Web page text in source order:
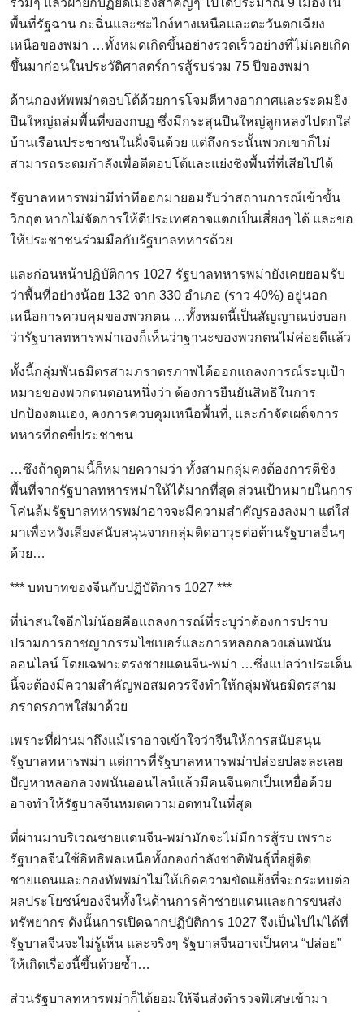
รวมๆ แล้วฝ่ายกบฏยึดเมืองสำคัญๆ ไปได้ประมาณ 9 เมืองใน
พื้นที่รัฐฉาน กะฉิ่นและซะไกง์ทางเหนือและตะวันตกเฉียง
เหนือของพม่า …ทั้งหมดเกิดขึ้นอย่างรวดเร็วอย่างที่ไม่เคยเกิด
ขึ้นมาก่อนในประวัติศาสตร์การสู้รบร่วม 75 ปีของพม่า
ด้านกองทัพพม่าตอบโต้ด้วยการโจมตีทางอากาศและระดมยิง
ปืนใหญ่ถล่มพื้นที่ของกบฏ ซึ่งมีกระสุนปืนใหญ่ลูกหลงไปตกใส่
บ้านเรือนประชาชนในฝั่งจีนด้วย แต่ถึงกระนั้นพวกเขาก็ไม่
สามารถระดมกำลังเพื่อตีตอบโต้และแย่งชิงพื้นที่ที่เสียไปได้
รัฐบาลทหารพม่ามีท่าทีออกมายอมรับว่าสถานการณ์เข้าขั้น
วิกฤต หากไม่จัดการให้ดีประเทศอาจแตกเป็นเสี่ยงๆ ได้ และขอ
ให้ประชาชนร่วมมือกับรัฐบาลทหารด้วย
และก่อนหน้าปฏิบัติการ 1027 รัฐบาลทหารพม่ายังเคยยอมรับ
ว่าพื้นที่อย่างน้อย 132 จาก 330 อำเภอ (ราว 40%) อยู่นอก
เหนือการควบคุมของพวกตน …ทั้งหมดนี้เป็นสัญญาณบ่งบอก
ว่ารัฐบาลทหารพม่าเองก็เห็นว่าฐานะของพวกตนไม่ค่อยดีแล้ว
ทั้งนี้กลุ่มพันธมิตรสามภราดรภาพได้ออกแถลงการณ์ระบุเป้า
หมายของพวกตนตอนหนึ่งว่า ต้องการยืนยันสิทธิในการ
ปกป้องตนเอง, คงการควบคุมเหนือพื้นที่, และกำจัดเผด็จการ
ทหารที่กดขี่ประชาชน
…ซึงถ้าดูตามนี้ก็หมายความว่า ทั้งสามกลุ่มคงต้องการตีชิง
พื้นที่จากรัฐบาลทหารพม่าให้ได้มากที่สุด ส่วนเป้าหมายในการ
โค่นล้มรัฐบาลทหารพม่าอาจจะมีความสำคัญรองลงมา แต่ใส่
มาเพื่อหวังเสียงสนับสนุนจากกลุ่มติดอาวุธต่อต้านรัฐบาลอื่นๆ
ด้วย…
*** บทบาทของจีนกับปฏิบัติการ 1027 ***
ที่น่าสนใจอีกไม่น้อยคือแถลงการณ์ที่ระบุว่าต้องการปราบ
ปรามการอาชญากรรมไซเบอร์และการหลอกลวงเล่นพนัน
ออนไลน์ โดยเฉพาะตรงชายแดนจีน-พม่า …ซึ่งแปลว่าประเด็น
นี้จะต้องมีความสำคัญพอสมควรจึงทำให้กลุ่มพันธมิตรสาม
ภราดรภาพใส่มาด้วย
เพราะที่ผ่านมาถึงแม้เราอาจเข้าใจว่าจีนให้การสนับสนุน
รัฐบาลทหารพม่า แต่การที่รัฐบาลทหารพม่าปล่อยปละละเลย
ปัญหาหลอกลวงพนันออนไลน์แล้วมีคนจีนตกเป็นเหยื่อด้วย
อาจทำให้รัฐบาลจีนหมดความอดทนในที่สุด
ที่ผ่านมาบริเวณชายแดนจีน-พม่ามักจะไม่มีการสู้รบ เพราะ
รัฐบาลจีนใช้อิทธิพลเหนือทั้งกองกำลังชาติพันธุ์ที่อยู่ติด
ชายแดนและกองทัพพม่าไม่ให้เกิดความขัดแย้งที่จะกระทบต่อ
ผลประโยชน์ของจีนทั้งในด้านการค้าชายแดนและการขนส่ง
ทรัพยากร ดังนั้นการเปิดฉากปฏิบัติการ 1027 จึงเป็นไปไม่ได้ที่
รัฐบาลจีนจะไม่รู้เห็น และจริงๆ รัฐบาลจีนอาจเป็นคน “ปล่อย”
ให้เกิดเรื่องนี้ขึ้นด้วยซ้ำ…
ส่วนรัฐบาลทหารพม่าก็ได้ยอมให้จีนส่งตำรวจพิเศษเข้ามา